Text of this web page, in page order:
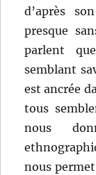
d’après
presque
parlent
semblant
est ancrée
tous
nous
nous